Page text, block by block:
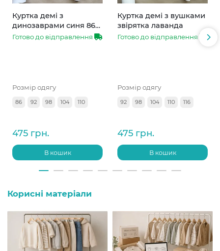
Куртка демі з
динозаврами синя 86-
110
Готово до відправлення
Розмір одягу
86 92 98 104 110
475 грн.
В кошик
Куртка демі з вушками
звірятка лаванда
Готово до відправлення
Розмір одягу
92 98 104 110 116
475 грн.
В кошик
Корисні матеріали